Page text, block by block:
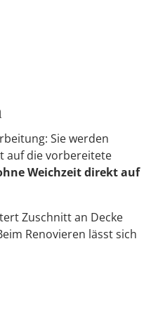
Sie werden
auf die vorbereitete
Weichzeit direkt auf
Zuschnitt an Decke
Renovieren lässt sich